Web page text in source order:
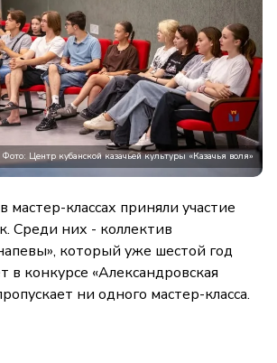
Фото: Центр кубанской казачьей культуры «Казачья воля»
мастер-классах приняли участие
Среди них - коллектив
который уже шестой год
в конкурсе «Александровская
ни одного мастер-класса.